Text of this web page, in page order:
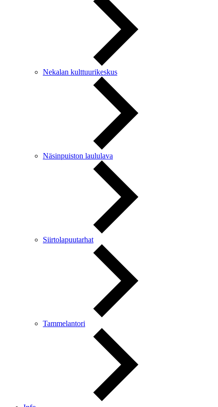
Nekalan kulttuurikeskus
Näsinpuiston laululava
Siirtolapuutarhat
Tammelantori